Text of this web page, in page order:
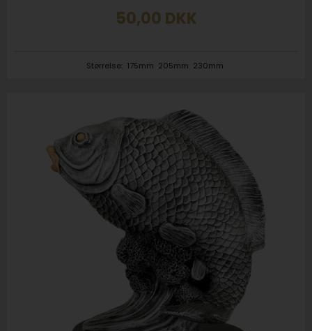
50,00 DKK
Størrelse: 175mm 205mm 230mm